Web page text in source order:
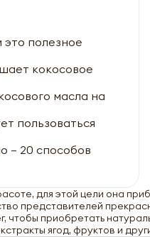
для этой цели она
представителей
чтобы приобретать
ягод, фруктов и
полезное
кокосовое
масла на
пользоваться
– 20 способов